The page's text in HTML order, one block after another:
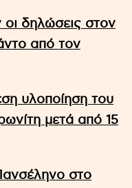
δηλώσεις στον
από τον
υλοποίηση του
μετά από 15
στο